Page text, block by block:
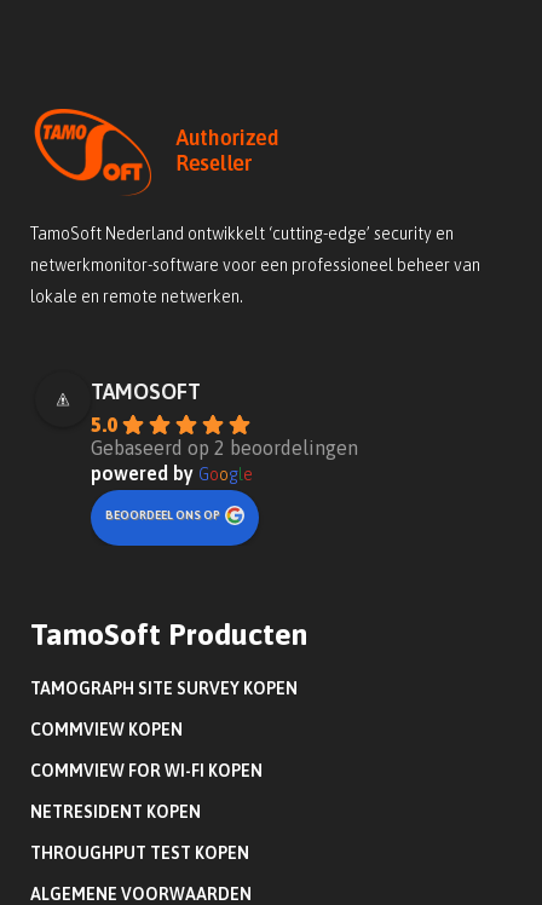
TamoSoft Nederland ontwikkelt ‘cutting-edge’ security en
netwerkmonitor-software voor een professioneel beheer van
lokale en remote netwerken.
TAMOSOFT
5.0
Gebaseerd op 2 beoordelingen
powered by Goog e
BEOORDEEL ONS OP
TamoSoft Producten
TAMOGRAPH SITE SURVEY KOPEN
COMMVIEW KOPEN
COMMVIEW FOR WI-FI KOPEN
NETRESIDENT KOPEN
THROUGHPUT TEST KOPEN
ALGEMENE VOORWAARDEN